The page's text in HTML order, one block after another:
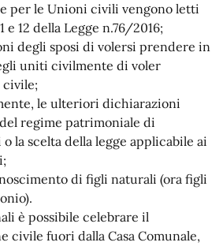
per le Unioni civili vengono letti
e 12 della Legge n.76/2016;
degli sposi di volersi prendere in
uniti civilmente di voler
le ulteriori dichiarazioni
regime patrimoniale di
la scelta della legge applicabile ai
di figli naturali (ora figli
è possibile celebrare il
civile fuori dalla Casa Comunale,